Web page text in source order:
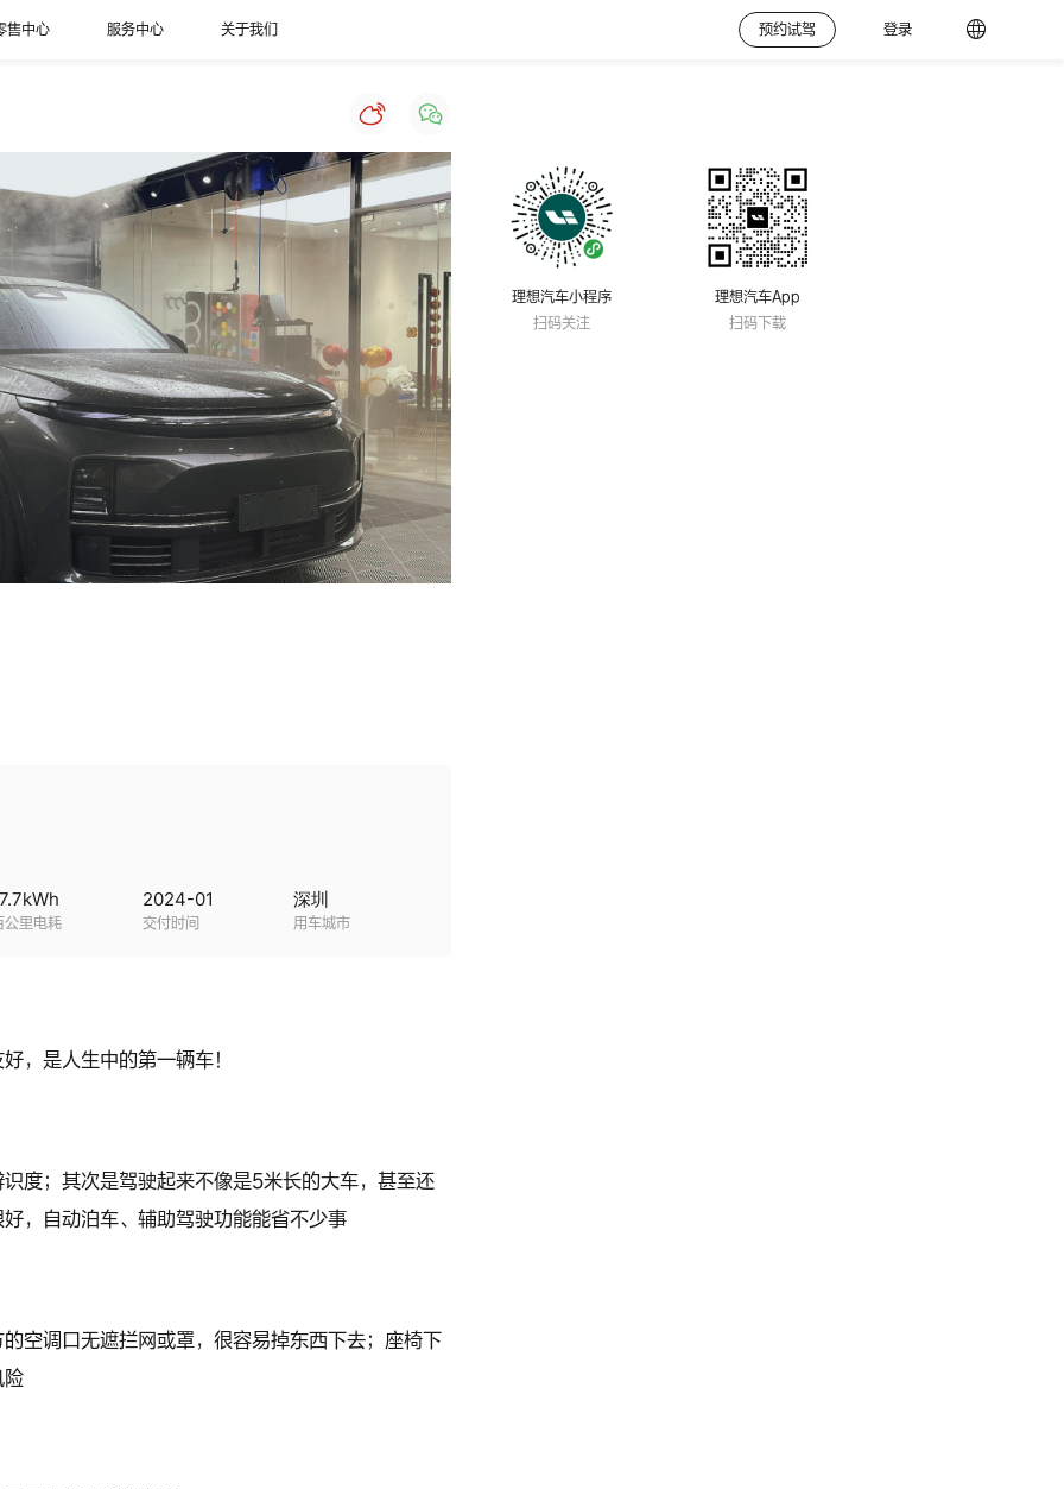
售中心 服务中心 关于我们 预约试驾 登录
kWh
公里电耗
2024-01
交付时间
深圳
用车城市
，是人生中的第一辆车！
度；其次是驾驶起来不像是5米长的大车，甚至还
，自动泊车、辅助驾驶功能能省不少事
空调口无遮拦网或罩，很容易掉东西下去；座椅下
险
理想汽车小程序
扫码关注
理想汽车App
扫码下载